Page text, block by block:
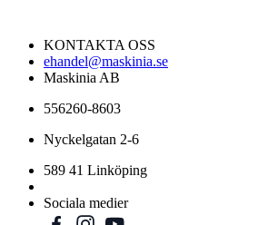
KONTAKTA OSS
ehandel@maskinia.se
Maskinia AB
556260-8603
Nyckelgatan 2-6
589 41 Linköping
Sociala medier